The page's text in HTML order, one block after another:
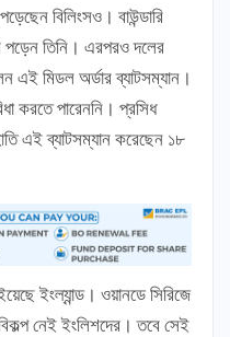
বিলিংসও। বাউন্ডারি
পড়েন তিনি। এরপরও দলের
এই মিডল অর্ডার ব্যাটসম্যান।
করতে পারেননি। প্রসিধ
এই ব্যাটসম্যান করেছেন ১৮
ইংল্যান্ড। ওয়ানডে সিরিজে
নেই ইংলিশদের। তবে সেই